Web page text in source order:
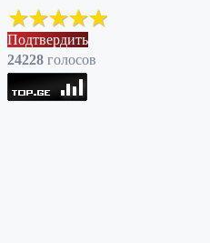
Подтвердить
24228 голоcов